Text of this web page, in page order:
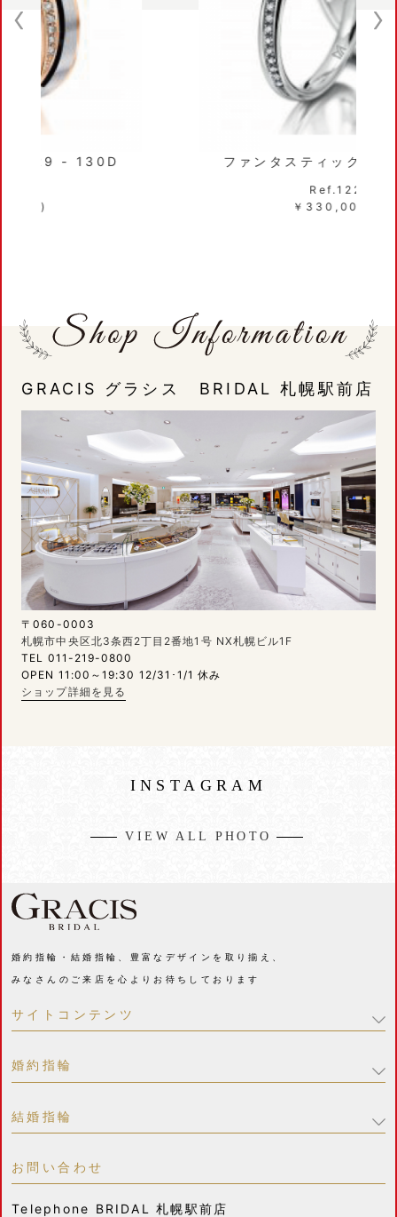
ファンタスティックス - 122 - 131D
GRACIS グラシス BRIDAL 札幌駅前店
〒060-0003
札幌市中央区北3条西2丁目2番地1号 NX札幌ビル1F
TEL 011-219-0800
OPEN 11:00～19:30 12/31･1/1 休み
ショップ詳細を見る
INSTAGRAM
VIEW ALL PHOTO
婚約指輪・結婚指輪、豊富なデザインを取り揃え、
みなさんのご来店を心よりお待ちしております
サイトコンテンツ
婚約指輪
結婚指輪
お問い合わせ
Telephone BRIDAL 札幌駅前店